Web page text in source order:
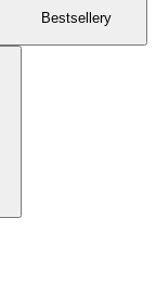
Bestsellery